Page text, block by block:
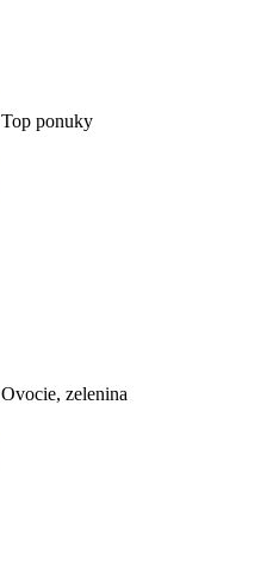
Top ponuky
Ovocie, zelenina